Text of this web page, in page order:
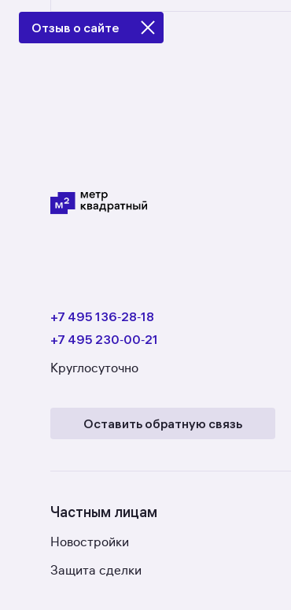
в Чувашской Республике: в
Отзыв о сайте
+7 495 136‑28‑18
+7 495 230‑00‑21
Круглосуточно
Оставить обратную связь
Частным лицам
Новостройки
Защита сделки